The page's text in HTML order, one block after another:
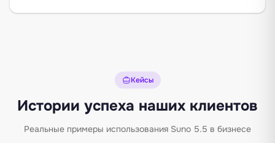
Кейсы
Истории успеха наших клиентов
Реальные примеры использования Suno 5.5 в бизнесе